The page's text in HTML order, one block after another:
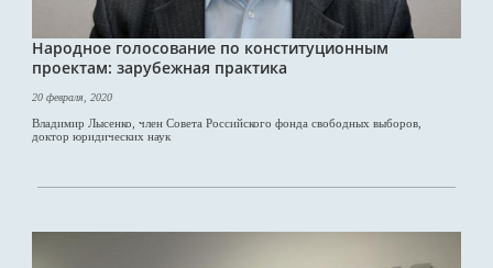
Народное голосование по конституционным
проектам: зарубежная практика
20 февраля, 2020
Владимир Лысенко, член Совета Российского фонда свободных выборов,
доктор юридических наук